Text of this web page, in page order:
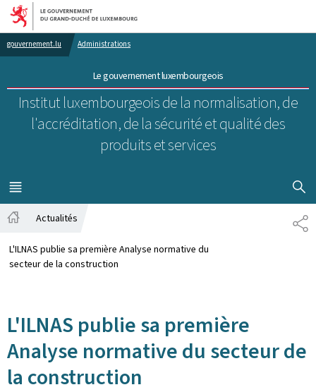
Aller au menu principal
Aller au contenu
gouvernement.lu Administrations
Le gouvernement luxembourgeois
Institut luxembourgeois de la normalisation, de
l'accréditation, de la sécurité et qualité des
produits et services
MENU
PRINCIPAL
Actualités
L'ILNAS publie sa première Analyse normative du
secteur de la construction
L'ILNAS publie sa première
Analyse normative du secteur de
la construction